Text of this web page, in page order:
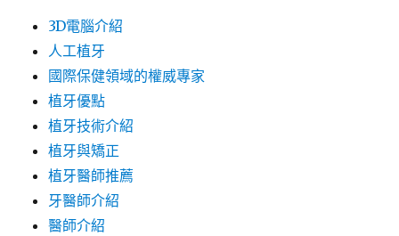
3D電腦介紹
人工植牙
國際保健領域的權威專家
植牙優點
植牙技術介紹
植牙與矯正
植牙醫師推薦
牙醫師介紹
醫師介紹